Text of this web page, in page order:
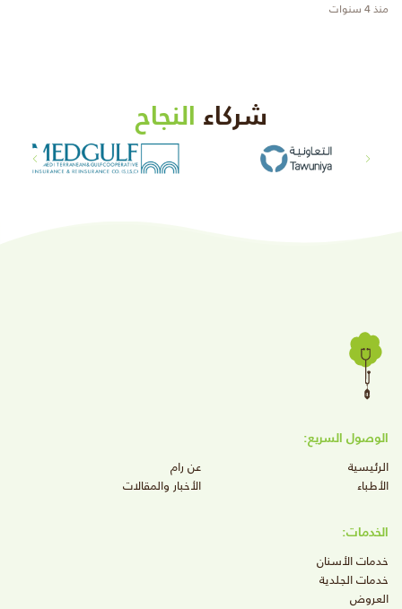
منذ 4 سنوات
شركاء النجاح
الوصول السريع:
الرئيسية
عن رام
الأطباء
الأخبار والمقالات
الخدمات:
خدمات الأسنان
خدمات الجلدية
العروض